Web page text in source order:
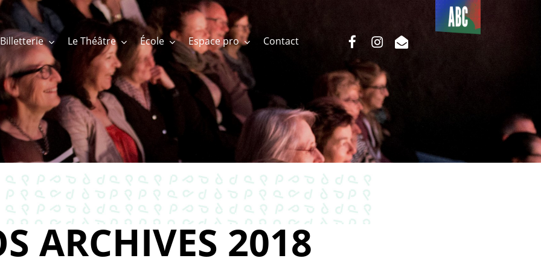
Billetterie Le Théâtre École Espace pro Contact
Du côté
de l’ABC
facebookinstagram
email
ARCHIVES 2018